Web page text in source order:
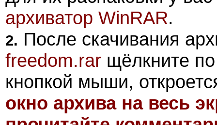
архиватор WinRAR.
2. После скачивания
freedom.rar щёлкните
кнопкой мыши,
окно архива на весь